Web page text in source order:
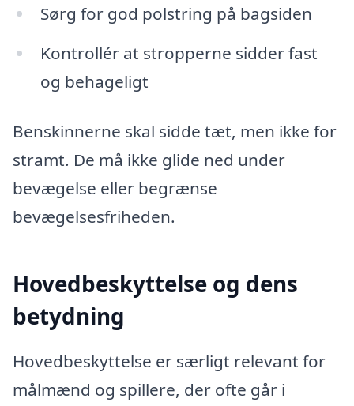
Sørg for god polstring på bagsiden
Kontrollér at stropperne sidder fast
og behageligt
Benskinnerne skal sidde tæt, men ikke for
stramt. De må ikke glide ned under
bevægelse eller begrænse
bevægelsesfriheden.
Hovedbeskyttelse og dens
betydning
Hovedbeskyttelse er særligt relevant for
målmænd og spillere, der ofte går i